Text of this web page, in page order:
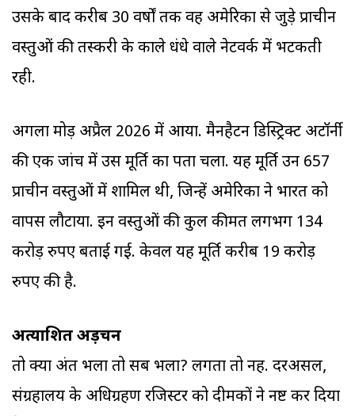
उसके बाद करीब 30 वर्षों तक वह अमेरिका से जुड़े प्राचीन
वस्तुओं की तस्करी के काले धंधे वाले नेटवर्क में भटकती
रही.
अगला मोड़ अप्रैल 2026 में आया. मैनहैटन डिस्ट्रिक्ट अटॉर्नी
की एक जांच में उस मूर्ति का पता चला. यह मूर्ति उन 657
प्राचीन वस्तुओं में शामिल थी, जिन्हें अमेरिका ने भारत को
वापस लौटाया. इन वस्तुओं की कुल कीमत लगभग 134
करोड़ रुपए बताई गई. केवल यह मूर्ति करीब 19 करोड़
रुपए की है.
अप्रत्याशित अड़चन
तो क्या अंत भला तो सब भला? लगता तो नहीं. दरअसल,
संग्रहालय के अधिग्रहण रजिस्टर को दीमकों ने नष्ट कर दिया